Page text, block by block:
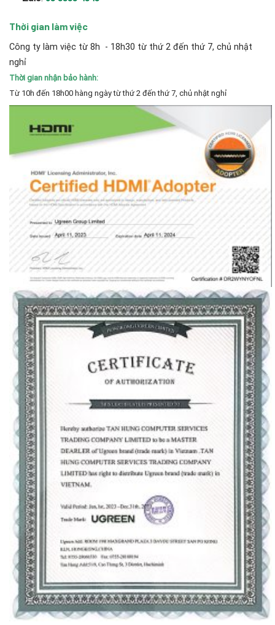
Thời gian làm việc
Công ty làm việc từ 8h - 18h30 từ thứ 2 đến thứ 7, chủ nhật
nghỉ
Thời gian nhận bảo hành:
Từ 10h đến 18h00 hàng ngày từ thứ 2 đến thứ 7, chủ nhật nghỉ